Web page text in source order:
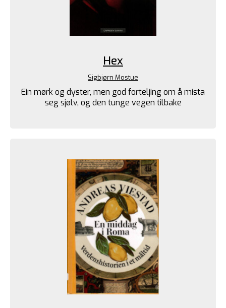
Hex
Sigbjørn Mostue
Ein mørk og dyster, men god forteljing om å mista
seg sjølv, og den tunge vegen tilbake